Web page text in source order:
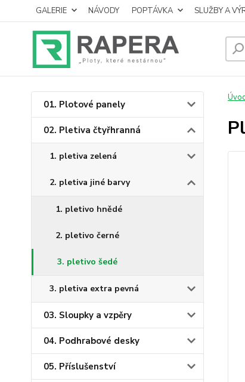
GALERIE NÁVODY POPTÁVKA SLUŽBY A
01. Plotové panely
02. Pletiva čtyřhranná
1. pletiva zelená
2. pletiva jiné barvy
1. pletivo hnědé
2. pletivo černé
3. pletivo šedé
3. pletiva extra pevná
03. Sloupky a vzpěry
04. Podhrabové desky
05. Příslušenství